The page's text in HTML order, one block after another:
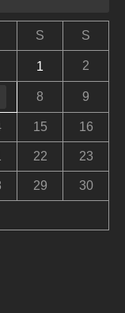
S S
1 2
8 9
15 16
22 23
29 30